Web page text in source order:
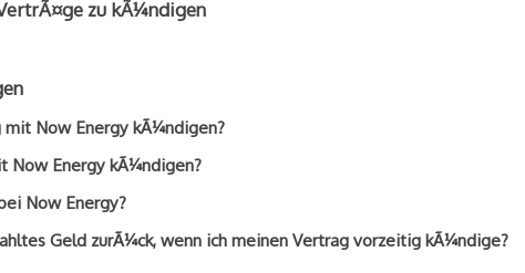
zu kÃ¼ndigen
mit Now Energy kÃ¼ndigen?
Now Energy kÃ¼ndigen?
Now Energy?
Geld zurÃ¼ck, wenn ich meinen Vertrag vorzeitig kÃ¼ndige?